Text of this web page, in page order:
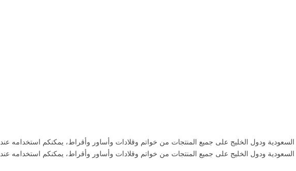
تصل نسبتها إلى 40% داخل المملكة العربية السعودية ودول الخليج على جميع المنتجات من خواتم وقلادات وأساور وأقراط،